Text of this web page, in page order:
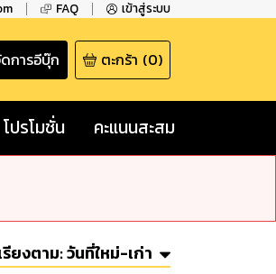
FAQ เข้าสู่ระบบ
การอีบุ๊ก ตะกร้า (0)
โปรโมชั่น คะแนนสะสม
รียงตาม:วันที่ใหม่-เก่า